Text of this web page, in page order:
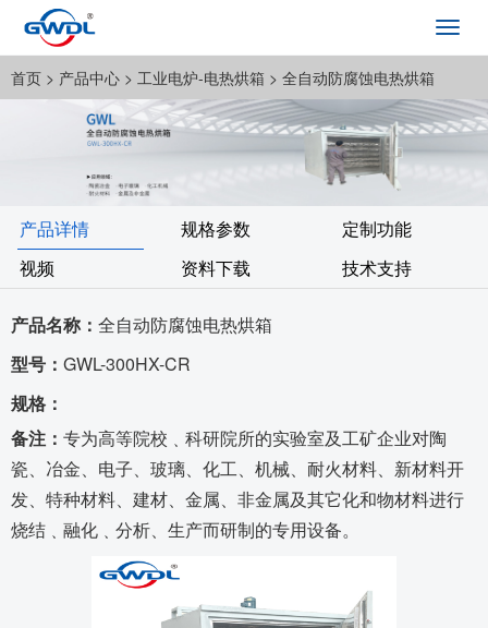
首页 > 产品中心 > 工业电炉-电热烘箱 > 全自动防腐蚀电热烘箱
产品详情 规格参数
定制功能
视频
资料下载 技术支持
产品名称： 全自动防腐蚀电热烘箱
型号： GWL-300HX-CR
规格：
备注： 专为高等院校﹑科研院所的实验室及工矿企业对陶
瓷、冶金、电子、玻璃、化工、机械、耐火材料、新材料开
发、特种材料、建材、金属、非金属及其它化和物材料进行
烧结﹑融化﹑分析、生产而研制的专用设备。